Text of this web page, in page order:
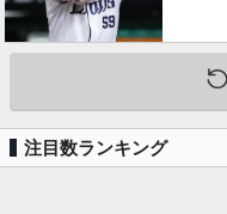
注目数ランキング